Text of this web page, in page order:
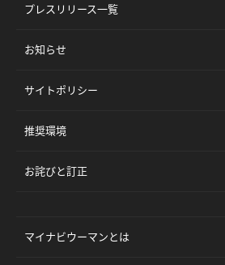
プレスリリース一覧
お知らせ
サイトポリシー
推奨環境
お詫びと訂正
マイナビウーマンとは